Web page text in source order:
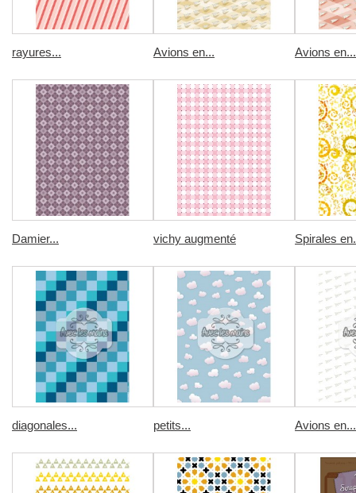
rayures... Avions en... Avions en...
Damier... vichy augmenté Spirales
diagonales... petits... Avions en...